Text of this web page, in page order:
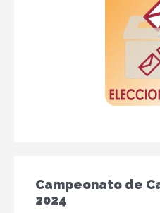
Campeonato de
2024